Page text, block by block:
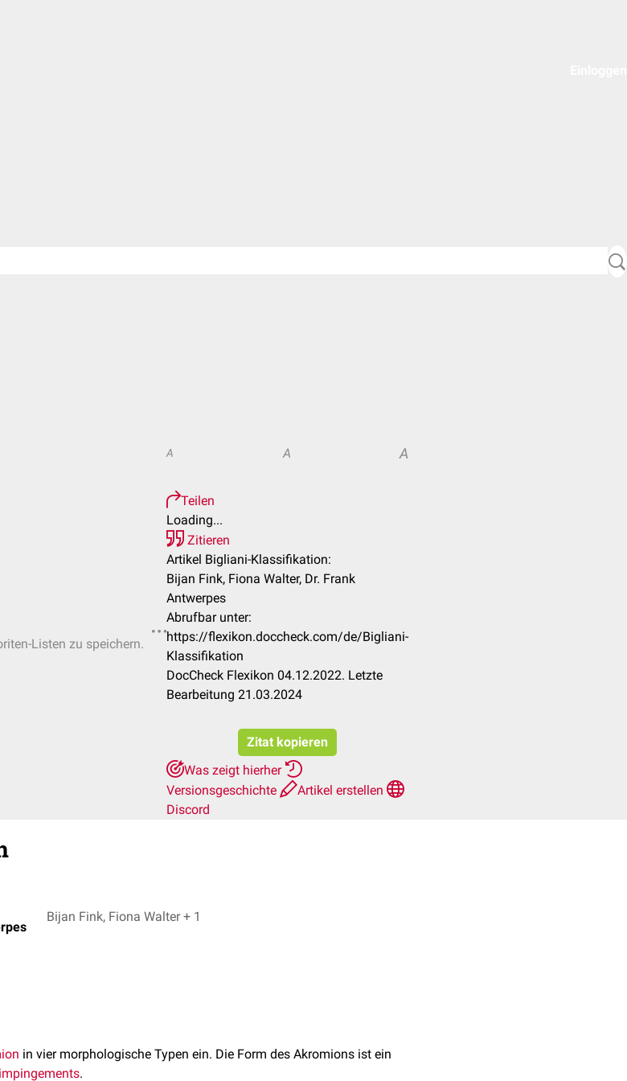
Listen zu speichern.
A A A
Teilen
Loading...
Zitieren
Artikel Bigliani-Klassifikation:
Bijan Fink, Fiona Walter, Dr. Frank
Antwerpes
Abrufbar unter:
https://flexikon.doccheck.com/de/Bigliani-
Klassifikation
DocCheck Flexikon 04.12.2022. Letzte
Bearbeitung 21.03.2024
Zitat kopieren
Was zeigt hierher
Versionsgeschichte
Artikel erstellen
Discord
Bijan Fink, Fiona Walter + 1
in vier morphologische Typen ein. Die Form des Akromions ist ein
.